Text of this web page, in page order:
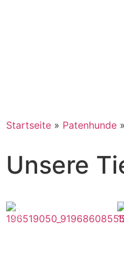
Startseite » Patenhunde »
Unsere